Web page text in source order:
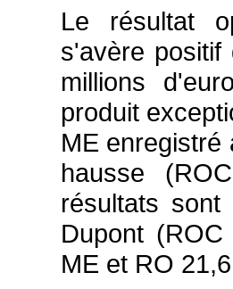
Le résultat
s'avère positif
millions
produit
ME enregistré
hausse
résultats
Dupont
ME et RO